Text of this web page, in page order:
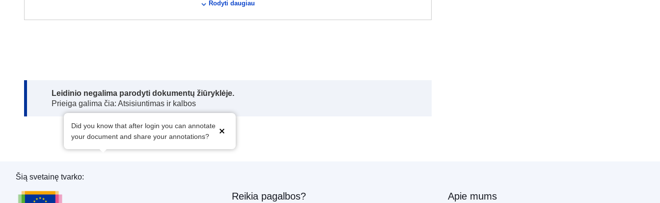
CELEX : 62016CA0059
Rodyti daugiau
Note:
Leidinio negalima parodyti dokumentų žiūryklėje.
Prieiga galima čia: Atsisiuntimas ir kalbos
Did you know that after login you can annotate
your document and share your annotations?
Europos Sąjungos leidinių biuras
Šią svetainę tvarko:
Reikia pagalbos? Apie mums